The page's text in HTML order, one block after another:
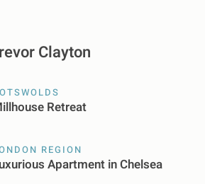
Clayton
Retreat
REGION
Apartment in Chelsea